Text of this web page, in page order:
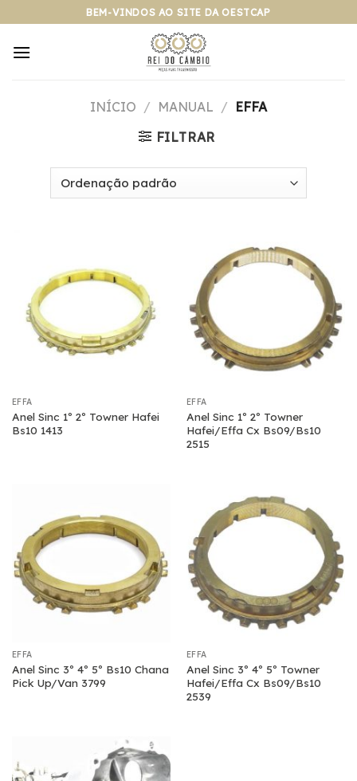
para
BEM-VINDOS AO SITE DA OESTCAP
INÍCIO / MANUAL / EFFA
FILTRAR
EFFA
Anel Sinc 1º 2º Towner Hafei
Bs10 1413
EFFA
Anel Sinc 1º 2º Towner
Hafei/Effa Cx Bs09/Bs10
2515
EFFA
Anel Sinc 3º 4º 5º Bs10 Chana
Pick Up/Van 3799
EFFA
Anel Sinc 3º 4º 5º Towner
Hafei/Effa Cx Bs09/Bs10
2539